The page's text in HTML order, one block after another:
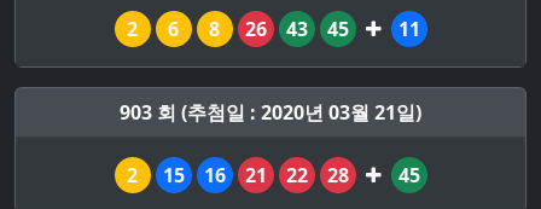
2 6 8 26 43 45 11
903 회 (추첨일 : 2020년 03월 21일)
2 15 16 21 22 28 45